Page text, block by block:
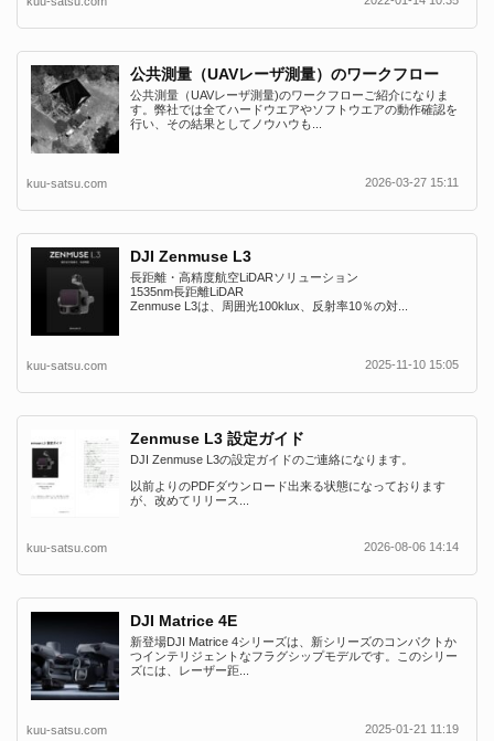
公共測量（UAVレーザ測量）のワークフロー
公共測量（UAVレーザ測量)のワークフローご紹介になりま
す。弊社では全てハードウエアやソフトウエアの動作確認を
行い、その結果としてノウハウも...
kuu-satsu.com 2026-03-27 15:11
DJI Zenmuse L3
長距離・高精度航空LiDARソリューション
1535nm長距離LiDAR
Zenmuse L3は、周囲光100klux、反射率10％の対...
kuu-satsu.com 2025-11-10 15:05
Zenmuse L3 設定ガイド
DJI Zenmuse L3の設定ガイドのご連絡になります。
以前よりのPDFダウンロード出来る状態になっております
が、改めてリリース...
kuu-satsu.com 2026-08-06 14:14
DJI Matrice 4E
新登場DJI Matrice 4シリーズは、新シリーズのコンパクトか
つインテリジェントなフラグシップモデルです。このシリー
ズには、レーザー距...
kuu-satsu.com 2025-01-21 11:19